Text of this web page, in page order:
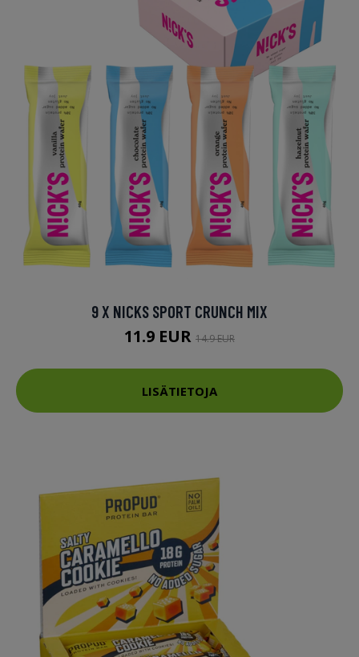
9 X NICKS SPORT CRUNCH MIX
11.9 EUR 14.9 EUR
LISÄTIETOJA